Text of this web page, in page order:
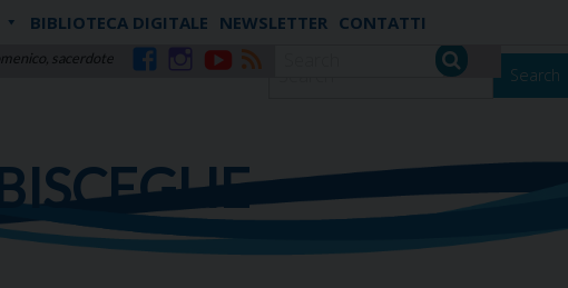
sacerdote
BIBLIOTECA DIGITALE NEWSLETTER CONTATTI
Search